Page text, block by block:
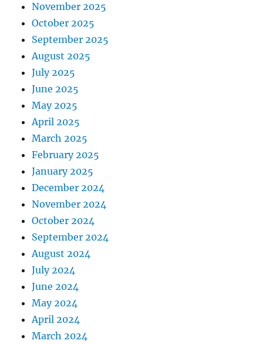
November 2025
October 2025
September 2025
August 2025
July 2025
June 2025
May 2025
April 2025
March 2025
February 2025
January 2025
December 2024
November 2024
October 2024
September 2024
August 2024
July 2024
June 2024
May 2024
April 2024
March 2024